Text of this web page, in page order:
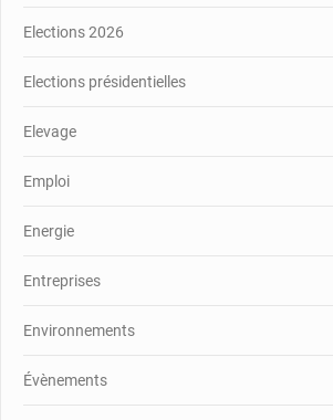
Elections 2026
Elections présidentielles
Elevage
Emploi
Energie
Entreprises
Environnements
Évènements